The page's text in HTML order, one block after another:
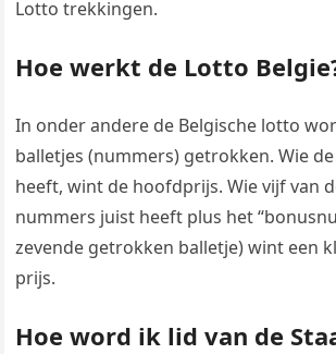
Lotto trekkingen.
Hoe werkt de Lotto
In onder andere de Belgische lotto
balletjes (nummers) getrokken. Wie
heeft, wint de hoofdprijs. Wie vijf van
nummers juist heeft plus het
zevende getrokken balletje) wint een
prijs.
Hoe word ik lid van de